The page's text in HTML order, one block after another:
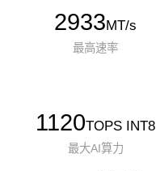
2933MT/s
最高速率
1120TOPS INT8
最大AI算力